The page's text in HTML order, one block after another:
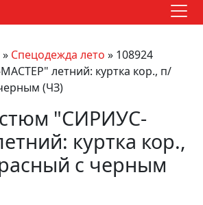
» Спецодежда лето » 108924
летний: куртка кор., п/
(ЧЗ)
"СИРИУС-
куртка кор.,
с черным